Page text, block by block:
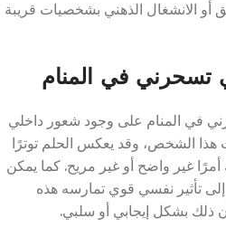
أو الانشغال الذهني بشخصيات قريبة
تسحرني في المنام
في المنام على وجود شعور داخلي
هذا الشخص، وقد يعكس الحلم توترًا
غير واضح أو غير مريح. كما يمكن
تأثير نفسي قوي تمارسه هذه
ذلك بشكل إيجابي أو سلبي.